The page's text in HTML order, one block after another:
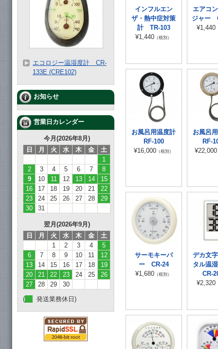
インフルエン
ザ・熱中症対策
計 TR-103
¥1,440 （税別）
エアコ
ジャー
¥1,440
お風呂用温度計
RF-100
¥16,000（税別）
お風呂
RF-
¥22,000
サーモキーパ
ー CR-24
¥1,680 （税別）
デカ文
タル温
CR-
¥2,320
エコロジー温湿度計 CR-
133E (CRE102)
お知らせ
営業日カレンダー
今月(2026年8月)
日
月 火 水 木 金
土
1
2
3 4 5 6 7
8
9
10 11 12 13 14
15
16
17 18 19 20 21
22
23
24 25 26 27 28
29
30
31
翌月(2026年9月)
日
月 火 水 木 金
土
1
2 3 4
5
6
7 8 9 10 11
12
13
14 15 16 17 18
19
20
21 22 23 24 25
26
27
28 29
30
(
発送業務休日)